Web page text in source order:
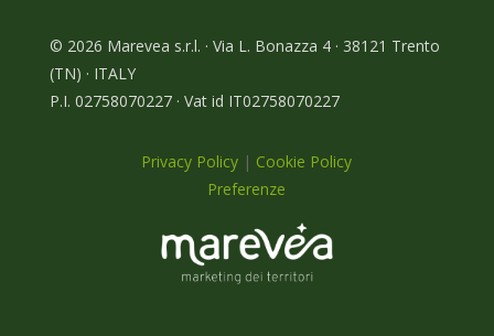
© 2026 Marevea s.r.l. · Via L. Bonazza 4 · 38121 Trento
(TN) · ITALY
P.I. 02758070227 · Vat id IT02758070227
Privacy Policy | Cookie Policy
Preferenze